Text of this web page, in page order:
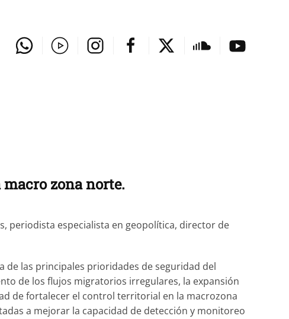
zona norte.
periodista especialista en geopolítica, director de
de las principales prioridades de seguridad del
de los flujos migratorios irregulares, la expansión
de fortalecer el control territorial en la macrozona
a mejorar la capacidad de detección y monitoreo